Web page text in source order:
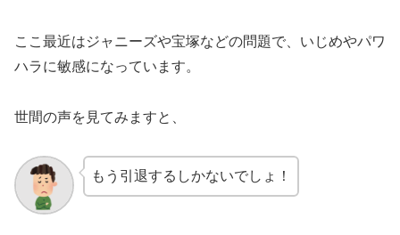
ここ最近はジャニーズや宝塚などの問題で、いじめやパワ
ハラに敏感になっています。
世間の声を見てみますと、
もう引退するしかないでしょ！